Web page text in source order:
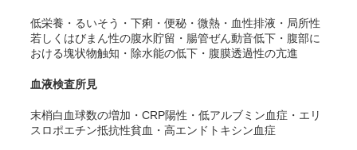
低栄養・るいそう・下痢・便秘・微熱・血性排液・局所性
若しくはびまん性の腹水貯留・腸管ぜん動音低下・腹部に
おける塊状物触知・除水能の低下・腹膜透過性の亢進
血液検査所見
末梢白血球数の増加・CRP陽性・低アルブミン血症・エリ
スロポエチン抵抗性貧血・高エンドトキシン血症